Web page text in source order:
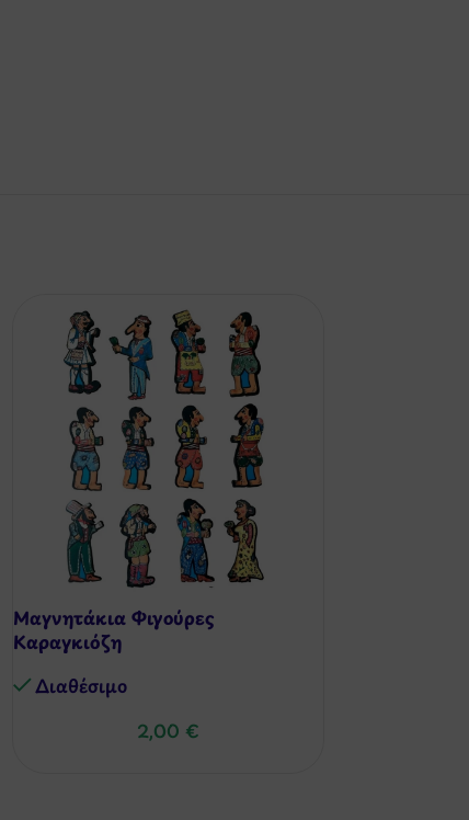
Mαγνητάκια Φιγούρες
Καραγκιόζη
Διαθέσιμo
2,00 €